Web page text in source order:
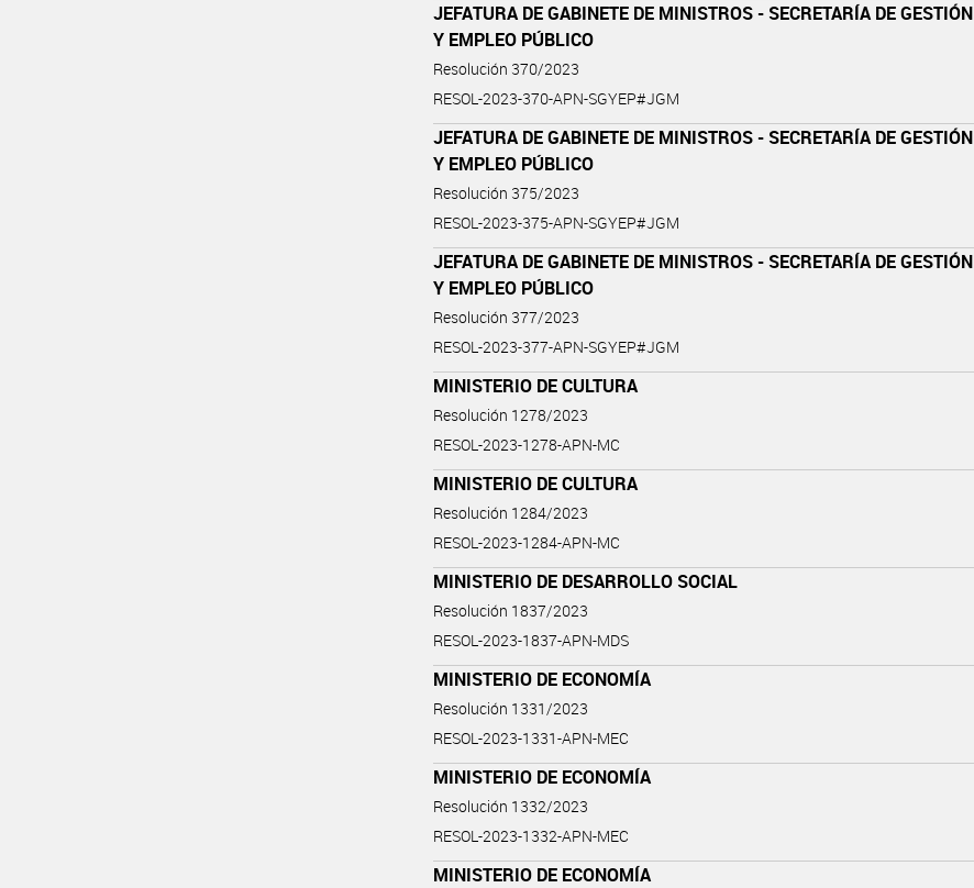
JEFATURA DE GABINETE DE MINISTROS - SECRETARÍA DE GESTIÓN
Y EMPLEO PÚBLICO
Resolución 370/2023
RESOL-2023-370-APN-SGYEP#JGM
JEFATURA DE GABINETE DE MINISTROS - SECRETARÍA DE GESTIÓN
Y EMPLEO PÚBLICO
Resolución 375/2023
RESOL-2023-375-APN-SGYEP#JGM
JEFATURA DE GABINETE DE MINISTROS - SECRETARÍA DE GESTIÓN
Y EMPLEO PÚBLICO
Resolución 377/2023
RESOL-2023-377-APN-SGYEP#JGM
MINISTERIO DE CULTURA
Resolución 1278/2023
RESOL-2023-1278-APN-MC
MINISTERIO DE CULTURA
Resolución 1284/2023
RESOL-2023-1284-APN-MC
MINISTERIO DE DESARROLLO SOCIAL
Resolución 1837/2023
RESOL-2023-1837-APN-MDS
MINISTERIO DE ECONOMÍA
Resolución 1331/2023
RESOL-2023-1331-APN-MEC
MINISTERIO DE ECONOMÍA
Resolución 1332/2023
RESOL-2023-1332-APN-MEC
MINISTERIO DE ECONOMÍA